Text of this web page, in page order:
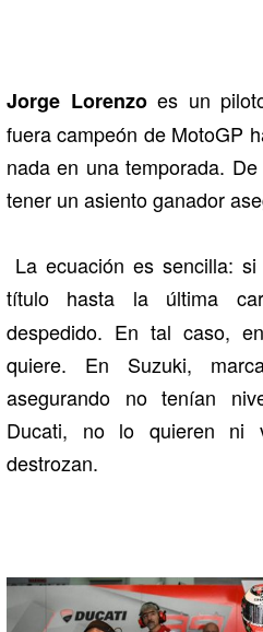
Jorge Lorenzoes un
fuera campeón de MotoGP
nada en una temporada.
tener un asiento ganador
La ecuación es sencilla:
título hasta la última
despedido. En tal caso,
quiere. En Suzuki,
asegurando no tenían
Ducati, no lo quieren ni
destrozan.